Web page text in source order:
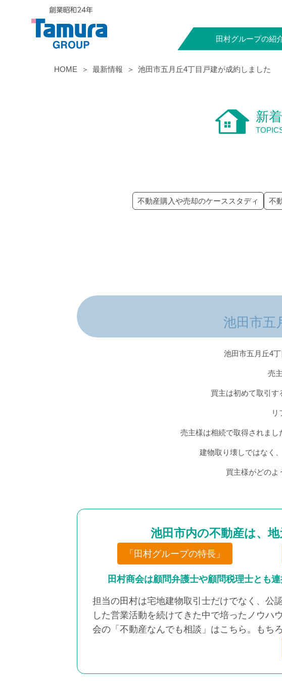
田村グループの紹
HOME 最新情報 池田市五月丘4丁目戸建が成約しました
新
不動産購入や売却のケーススタディ 不
池田市五
池田市五月丘4
売
買主は初めて取引す
リ
売主様は相続で取得されまし
建物取り壊しではなく
買主様がどのよ
池田市内の不動産は、
「田村グループの特長」
田村商会は顧問弁護士や顧問税理士とも
担当の田村は宅地建物取引士だけでなく、公
した営業活動を続けてきた中で培ったノウハ
会の「不動産なんでも相談」はこちら。もち